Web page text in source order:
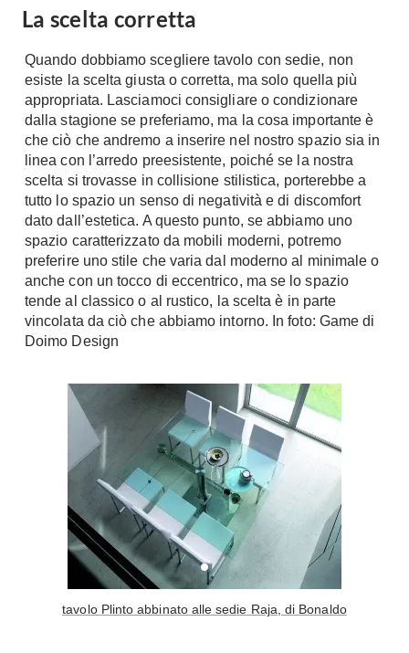
Notte
Camere Matrimoniali
Letti
Comodino
Camere Classiche
Lenzuola
Piumini
Letti Contenitore
Letti a Scomparsa
Armadi
Armadio ante Battenti
Armadi ante
Scorrevoli
Cabine Armadio
Armadi su misura
Armadi Angolo
I consigli sugli armadi
Camerette
Camerette Ragazzi
Camerette Bambini
Letti a Castello
Per Neonati
Il Verde
Restauri
Impianti
Hi-Fi
Televisori
Hi-Fi
Home-Theatre
Console
Porte
Porte Scorrevoli
Portoni
Maniglie
Finestre
Finestre Pvc
Finestre Alluminio
Finestre Legno
La scelta corretta
Quando dobbiamo scegliere tavolo con sedie, non
esiste la scelta giusta o corretta, ma solo quella più
appropriata. Lasciamoci consigliare o condizionare
dalla stagione se preferiamo, ma la cosa importante è
che ciò che andremo a inserire nel nostro spazio sia in
linea con l’arredo preesistente, poiché se la nostra
scelta si trovasse in collisione stilistica, porterebbe a
tutto lo spazio un senso di negatività e di discomfort
dato dall’estetica. A questo punto, se abbiamo uno
spazio caratterizzato da mobili moderni, potremo
preferire uno stile che varia dal moderno al minimale o
anche con un tocco di eccentrico, ma se lo spazio
tende al classico o al rustico, la scelta è in parte
vincolata da ciò che abbiamo intorno. In foto: Game di
Doimo Design
tavolo Plinto abbinato alle sedie Raja, di Bonaldo